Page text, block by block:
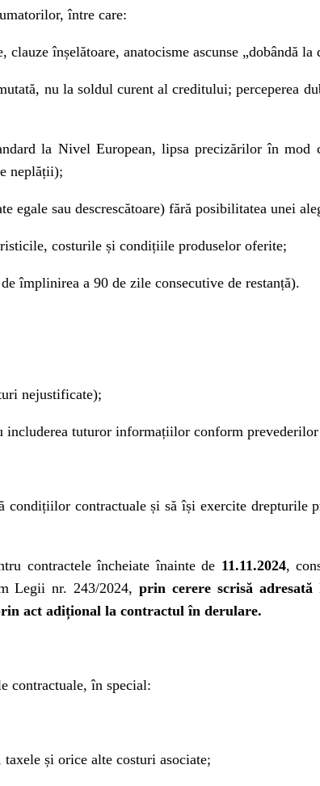
între care:
clauze înșelătoare, anatocisme ascunse „dobândă la
nu la soldul curent al creditului; perceperea
la Nivel European, lipsa precizărilorîn mod
neplății);
egale sau descrescătoare) fără posibilitatea unei
costurile și condițiile produselor oferite;
deîmplinirea a 90 de zile consecutive de restanță).
nejustificate);
includerea tuturor informațiilor conform
contractuale și să își exercite drepturile
contractele încheiate înainte de 11.11.2024,
Legii nr. 243/2024,prin cerere scrisă adresată
act adițional la contractul în derulare.
contractuale, în special:
și orice alte costuri asociate;